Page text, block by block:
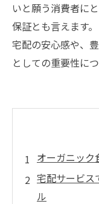
いと願う消費者に
保証とも言えます
宅配の安心感や、
としての重要性に
オーガニック
宅配サービス
ル